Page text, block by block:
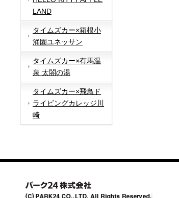
LAND
タイムズカー×箱根小
涌園ユネッサン
タイムズカー×有馬温
泉 太閤の湯
タイムズカー×飛鳥ド
ライビングカレッジ川
崎